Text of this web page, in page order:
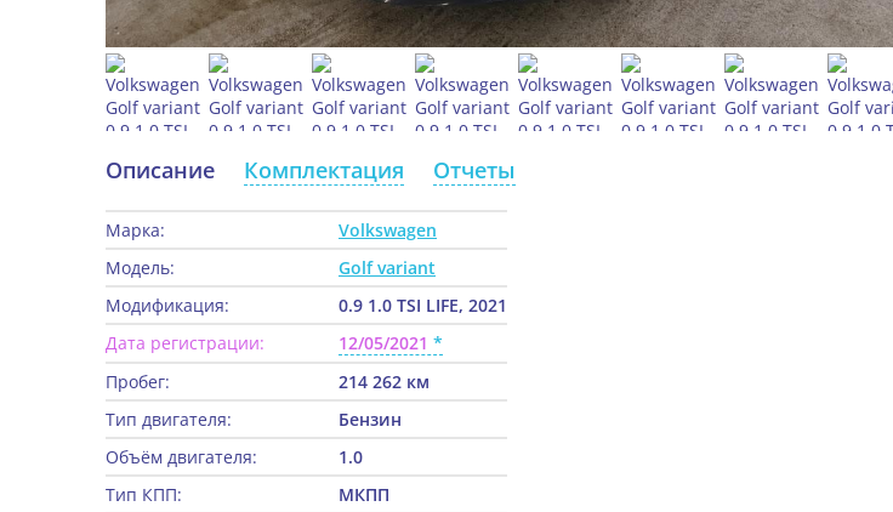
Описание Комплектация Отчеты
Марка:
Volkswagen
Модель:
Golf variant
Модификация:
0.9 1.0 TSI LIFE, 2021
Дата регистрации:
12/05/2021
Пробег:
214 262 км
Тип двигателя:
Бензин
Объём двигателя:
1.0
Тип КПП:
МКПП